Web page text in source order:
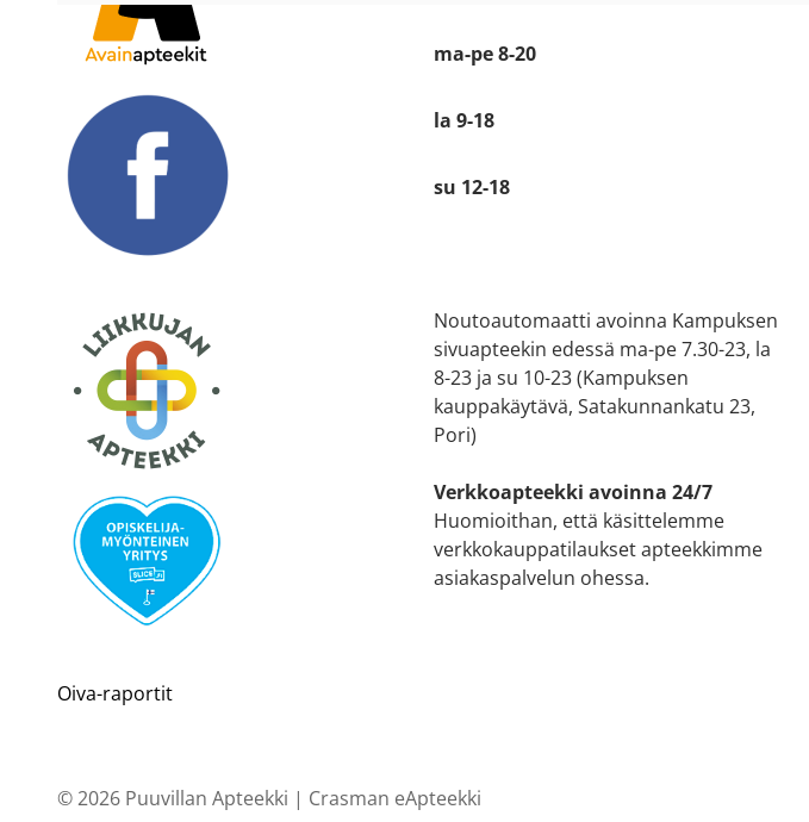
Oiva-raportit
ma-pe 8-20
la 9-18
su 12-18
Noutoautomaatti avoinna Kampuksen
sivuapteekin edessä ma-pe 7.30-23, la
8-23 ja su 10-23 (Kampuksen
kauppakäytävä, Satakunnankatu 23,
Pori)
Verkkoapteekki avoinna 24/7
Huomioithan, että käsittelemme
verkkokauppatilaukset apteekkimme
asiakaspalvelun ohessa.
© 2026 Puuvillan Apteekki | Crasman eApteekki